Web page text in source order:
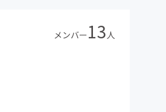
メンバー13人